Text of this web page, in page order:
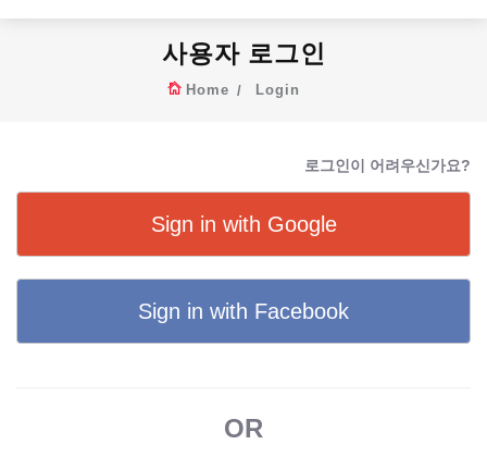
사용자 로그인
Home Login
로그인이 어려우신가요?
Sign in with Google
Sign in with Facebook
OR